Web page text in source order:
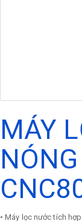
MÁY
• Máy lọc nước tích